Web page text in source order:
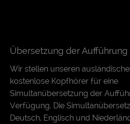
Übersetzung der Aufführung
Wir stellen unseren
kostenlose Kopfhörer für eine
Simultanübersetzung der
Verfügung. Die
Deutsch, Englisch und